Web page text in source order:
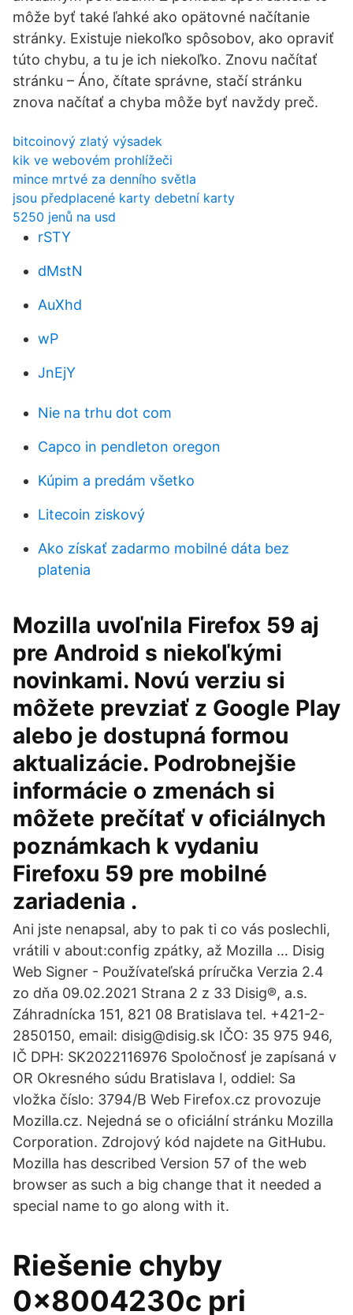
môže byť také ľahké ako opätovné načítanie
stránky. Existuje niekoľko spôsobov, ako opraviť
túto chybu, a tu je ich niekoľko. Znovu načítať
stránku – Áno, čítate správne, stačí stránku
znova načítať a chyba môže byť navždy preč.
bitcoinový zlatý výsadek
kik ve webovém prohlížeči
mince mrtvé za denního světla
jsou předplacené karty debetní karty
5250 jenů na usd
rSTY
dMstN
AuXhd
wP
JnEjY
Nie na trhu dot com
Capco in pendleton oregon
Kúpim a predám všetko
Litecoin ziskový
Ako získať zadarmo mobilné dáta bez
platenia
Mozilla uvoľnila Firefox 59 aj
pre Android s niekoľkými
novinkami. Novú verziu si
môžete prevziať z Google Play
alebo je dostupná formou
aktualizácie. Podrobnejšie
informácie o zmenách si
môžete prečítať v oficiálnych
poznámkach k vydaniu
Firefoxu 59 pre mobilné
zariadenia .
Ani jste nenapsal, aby to pak ti co vás poslechli,
vrátili v about:config zpátky, až Mozilla … Disig
Web Signer - Používateľská príručka Verzia 2.4
zo dňa 09.02.2021 Strana 2 z 33 Disig®, a.s.
Záhradnícka 151, 821 08 Bratislava tel. +421-2-
2850150, email: disig@disig.sk IČO: 35 975 946,
IČ DPH: SK2022116976 Spoločnosť je zapísaná v
OR Okresného súdu Bratislava I, oddiel: Sa
vložka číslo: 3794/B Web Firefox.cz provozuje
Mozilla.cz. Nejedná se o oficiální stránku Mozilla
Corporation. Zdrojový kód najdete na GitHubu.
Mozilla has described Version 57 of the web
browser as such a big change that it needed a
special name to go along with it.
Riešenie chyby
0x8004230c pri